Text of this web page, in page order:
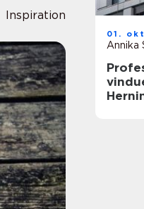
Inspiration
01.
Annika